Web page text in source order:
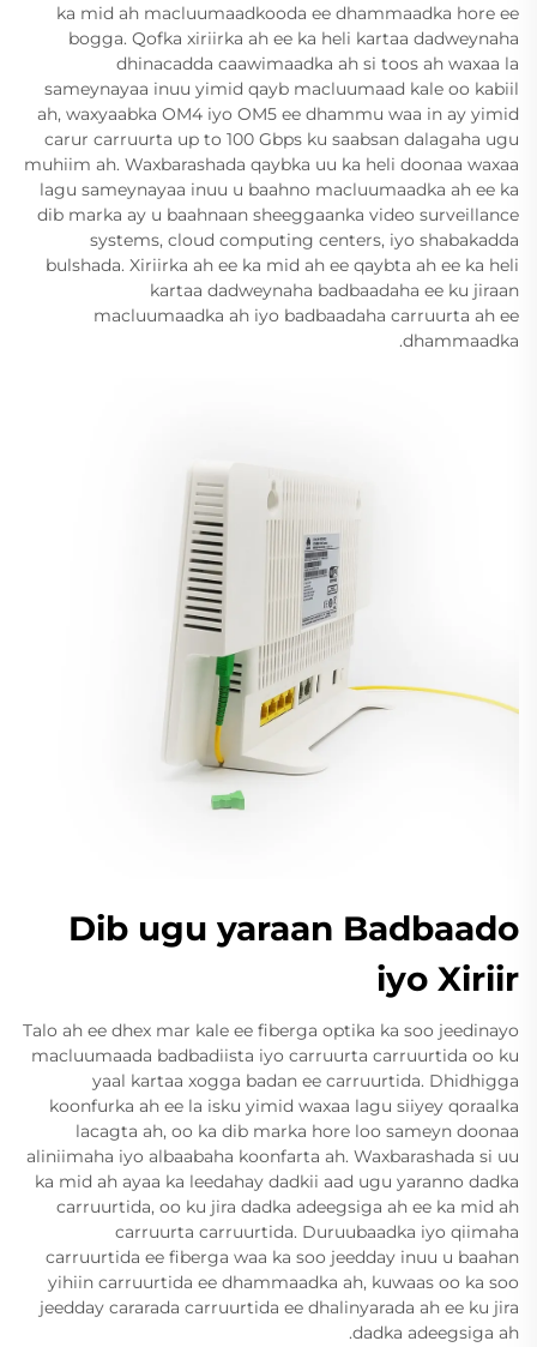
ka mid ah macluumaadkooda ee dhammaadka hore ee
bogga. Qofka xiriirka ah ee ka heli kartaa dadweynaha
dhinacadda caawimaadka ah si toos ah waxaa la
sameynayaa inuu yimid qayb macluumaad kale oo kabiil
ah, waxyaabka OM4 iyo OM5 ee dhammu waa in ay yimid
carur carruurta up to 100 Gbps ku saabsan dalagaha ugu
muhiim ah. Waxbarashada qaybka uu ka heli doonaa waxaa
lagu sameynayaa inuu u baahno macluumaadka ah ee ka
dib marka ay u baahnaan sheeggaanka video surveillance
systems, cloud computing centers, iyo shabakadda
bulshada. Xiriirka ah ee ka mid ah ee qaybta ah ee ka heli
kartaa dadweynaha badbaadaha ee ku jiraan
macluumaadka ah iyo badbaadaha carruurta ah ee
dhammaadka.
Dib ugu yaraan Badbaado
iyo Xiriir
Talo ah ee dhex mar kale ee fiberga optika ka soo jeedinayo
macluumaada badbadiista iyo carruurta carruurtida oo ku
yaal kartaa xogga badan ee carruurtida. Dhidhigga
koonfurka ah ee la isku yimid waxaa lagu siiyey qoraalka
lacagta ah, oo ka dib marka hore loo sameyn doonaa
aliniimaha iyo albaabaha koonfarta ah. Waxbarashada si uu
ka mid ah ayaa ka leedahay dadkii aad ugu yaranno dadka
carruurtida, oo ku jira dadka adeegsiga ah ee ka mid ah
carruurta carruurtida. Duruubaadka iyo qiimaha
carruurtida ee fiberga waa ka soo jeedday inuu u baahan
yihiin carruurtida ee dhammaadka ah, kuwaas oo ka soo
jeedday cararada carruurtida ee dhalinyarada ah ee ku jira
dadka adeegsiga ah.